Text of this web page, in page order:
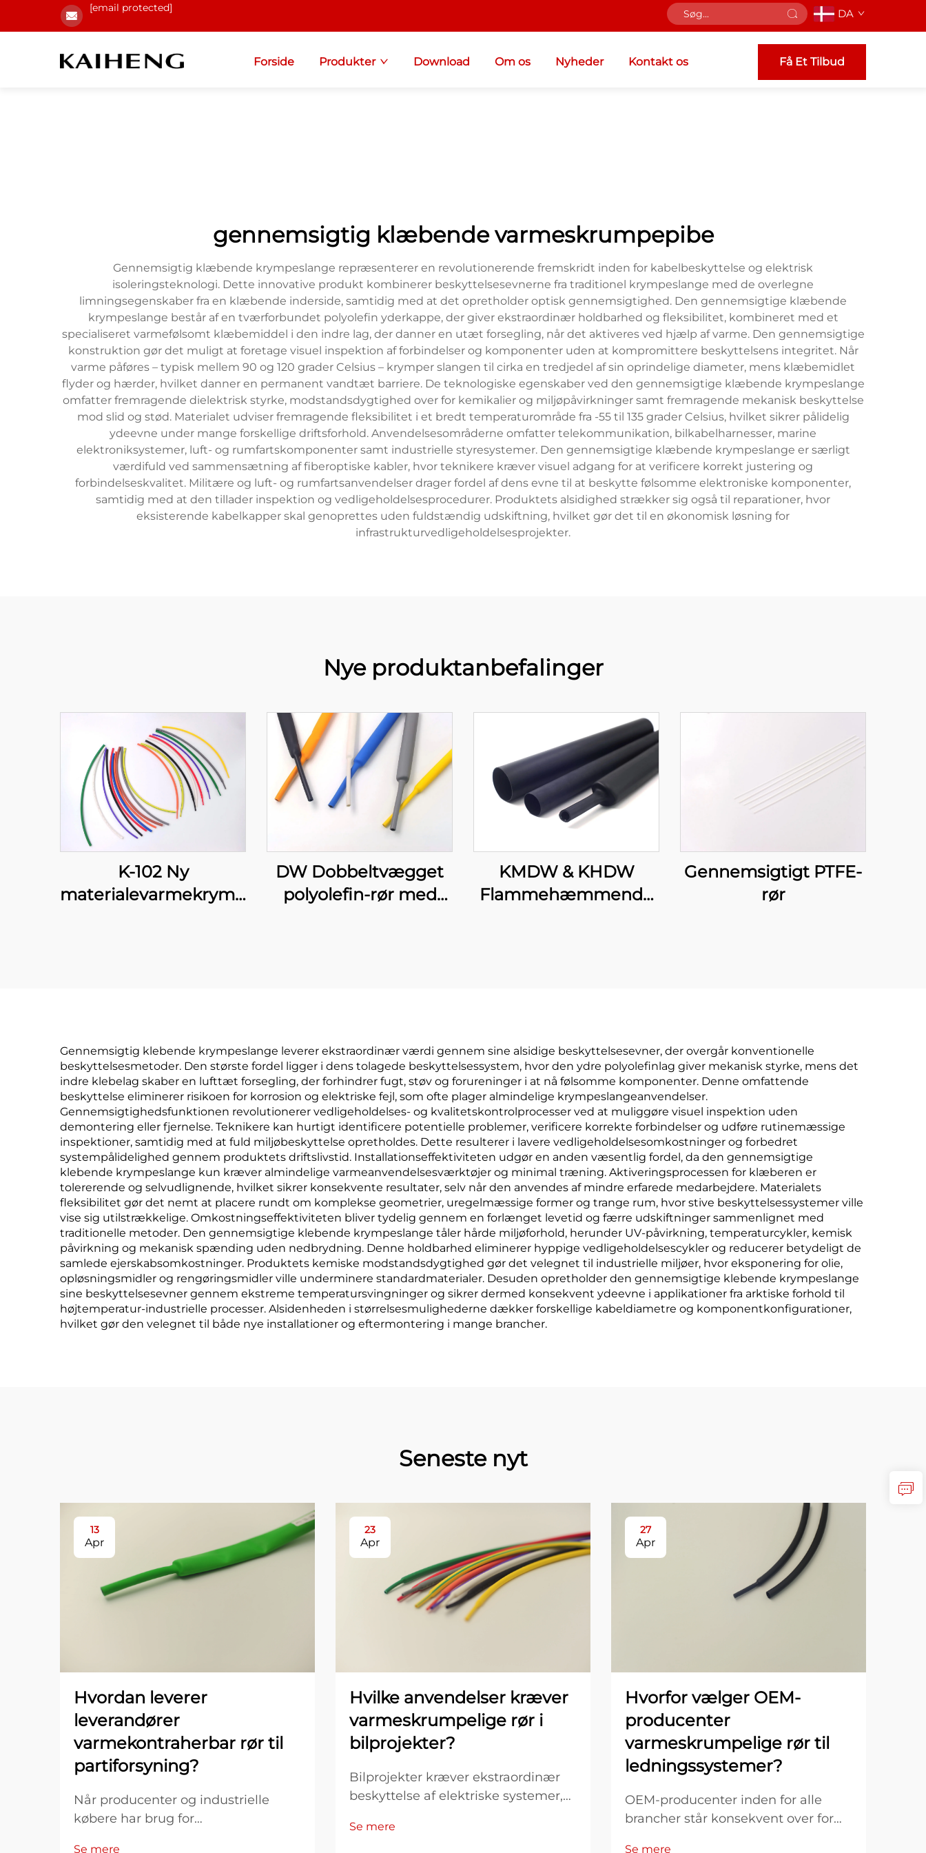
[email protected] DA
Forside Produkter Download Om os Nyheder Kontakt os Få Et Tilbud
gennemsigtig klæbende varmeskrumpepibe
Gennemsigtig klæbende krympeslange repræsenterer en revolutionerende fremskridt inden for kabelbeskyttelse og elektrisk
isoleringsteknologi. Dette innovative produkt kombinerer beskyttelsesevnerne fra traditionel krympeslange med de overlegne
limningsegenskaber fra en klæbende inderside, samtidig med at det opretholder optisk gennemsigtighed. Den gennemsigtige klæbende
krympeslange består af en tværforbundet polyolefin yderkappe, der giver ekstraordinær holdbarhed og fleksibilitet, kombineret med et
specialiseret varmefølsomt klæbemiddel i den indre lag, der danner en utæt forsegling, når det aktiveres ved hjælp af varme. Den gennemsigtige
konstruktion gør det muligt at foretage visuel inspektion af forbindelser og komponenter uden at kompromittere beskyttelsens integritet. Når
varme påføres – typisk mellem 90 og 120 grader Celsius – krymper slangen til cirka en tredjedel af sin oprindelige diameter, mens klæbemidlet
flyder og hærder, hvilket danner en permanent vandtæt barriere. De teknologiske egenskaber ved den gennemsigtige klæbende krympeslange
omfatter fremragende dielektrisk styrke, modstandsdygtighed over for kemikalier og miljøpåvirkninger samt fremragende mekanisk beskyttelse
mod slid og stød. Materialet udviser fremragende fleksibilitet i et bredt temperaturområde fra -55 til 135 grader Celsius, hvilket sikrer pålidelig
ydeevne under mange forskellige driftsforhold. Anvendelsesområderne omfatter telekommunikation, bilkabelharnesser, marine
elektroniksystemer, luft- og rumfartskomponenter samt industrielle styresystemer. Den gennemsigtige klæbende krympeslange er særligt
værdifuld ved sammensætning af fiberoptiske kabler, hvor teknikere kræver visuel adgang for at verificere korrekt justering og
forbindelseskvalitet. Militære og luft- og rumfartsanvendelser drager fordel af dens evne til at beskytte følsomme elektroniske komponenter,
samtidig med at den tillader inspektion og vedligeholdelsesprocedurer. Produktets alsidighed strækker sig også til reparationer, hvor
eksisterende kabelkapper skal genoprettes uden fuldstændig udskiftning, hvilket gør det til en økonomisk løsning for
infrastrukturvedligeholdelsesprojekter.
Nye produktanbefalinger
K-102 Ny
materialevarmekrympbar
DW Dobbeltvægget
polyolefin-rør med
KMDW & KHDW
Flammehæmmende
Gennemsigtigt PTFE-
rør
Gennemsigtig klebende krympeslange leverer ekstraordinær værdi gennem sine alsidige beskyttelsesevner, der overgår konventionelle
beskyttelsesmetoder. Den største fordel ligger i dens tolagede beskyttelsessystem, hvor den ydre polyolefinlag giver mekanisk styrke, mens det
indre klebelag skaber en lufttæt forsegling, der forhindrer fugt, støv og forureninger i at nå følsomme komponenter. Denne omfattende
beskyttelse eliminerer risikoen for korrosion og elektriske fejl, som ofte plager almindelige krympeslangeanvendelser.
Gennemsigtighedsfunktionen revolutionerer vedligeholdelses- og kvalitetskontrolprocesser ved at muliggøre visuel inspektion uden
demontering eller fjernelse. Teknikere kan hurtigt identificere potentielle problemer, verificere korrekte forbindelser og udføre rutinemæssige
inspektioner, samtidig med at fuld miljøbeskyttelse opretholdes. Dette resulterer i lavere vedligeholdelsesomkostninger og forbedret
systempålidelighed gennem produktets driftslivstid. Installationseffektiviteten udgør en anden væsentlig fordel, da den gennemsigtige
klebende krympeslange kun kræver almindelige varmeanvendelsesværktøjer og minimal træning. Aktiveringsprocessen for klæberen er
tolererende og selvudlignende, hvilket sikrer konsekvente resultater, selv når den anvendes af mindre erfarede medarbejdere. Materialets
fleksibilitet gør det nemt at placere rundt om komplekse geometrier, uregelmæssige former og trange rum, hvor stive beskyttelsessystemer ville
vise sig utilstrækkelige. Omkostningseffektiviteten bliver tydelig gennem en forlænget levetid og færre udskiftninger sammenlignet med
traditionelle metoder. Den gennemsigtige klebende krympeslange tåler hårde miljøforhold, herunder UV-påvirkning, temperaturcykler, kemisk
påvirkning og mekanisk spænding uden nedbrydning. Denne holdbarhed eliminerer hyppige vedligeholdelsescykler og reducerer betydeligt de
samlede ejerskabsomkostninger. Produktets kemiske modstandsdygtighed gør det velegnet til industrielle miljøer, hvor eksponering for olie,
opløsningsmidler og rengøringsmidler ville underminere standardmaterialer. Desuden opretholder den gennemsigtige klebende krympeslange
sine beskyttelsesevner gennem ekstreme temperatursvingninger og sikrer dermed konsekvent ydeevne i applikationer fra arktiske forhold til
højtemperatur-industrielle processer. Alsidenheden i størrelsesmulighederne dækker forskellige kabeldiametre og komponentkonfigurationer,
hvilket gør den velegnet til både nye installationer og eftermontering i mange brancher.
Seneste nyt
13
Apr
Hvordan leverer
leverandører
varmekontraherbar rør til
partiforsyning?
Når producenter og industrielle
købere har brug for
Se mere
23
Apr
Hvilke anvendelser kræver
varmeskrumpelige rør i
bilprojekter?
Bilprojekter kræver ekstraordinær
beskyttelse af elektriske systemer,
komponenter, der opererer under
Se mere
27
Apr
Hvorfor vælger OEM-
producenter
varmeskrumpelige rør til
ledningssystemer?
OEM-producenter inden for alle
brancher står konsekvent over for
Se mere